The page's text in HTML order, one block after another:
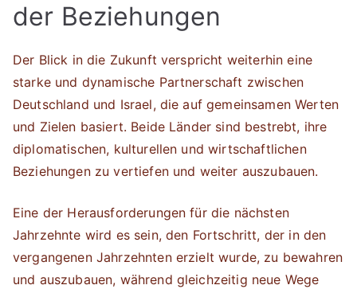
der Beziehungen
Der Blick in die Zukunft verspricht weiterhin eine
starke und dynamische Partnerschaft zwischen
Deutschland und Israel, die auf gemeinsamen Werten
und Zielen basiert. Beide Länder sind bestrebt, ihre
diplomatischen, kulturellen und wirtschaftlichen
Beziehungen zu vertiefen und weiter auszubauen.
Eine der Herausforderungen für die nächsten
Jahrzehnte wird es sein, den Fortschritt, der in den
vergangenen Jahrzehnten erzielt wurde, zu bewahren
und auszubauen, während gleichzeitig neue Wege